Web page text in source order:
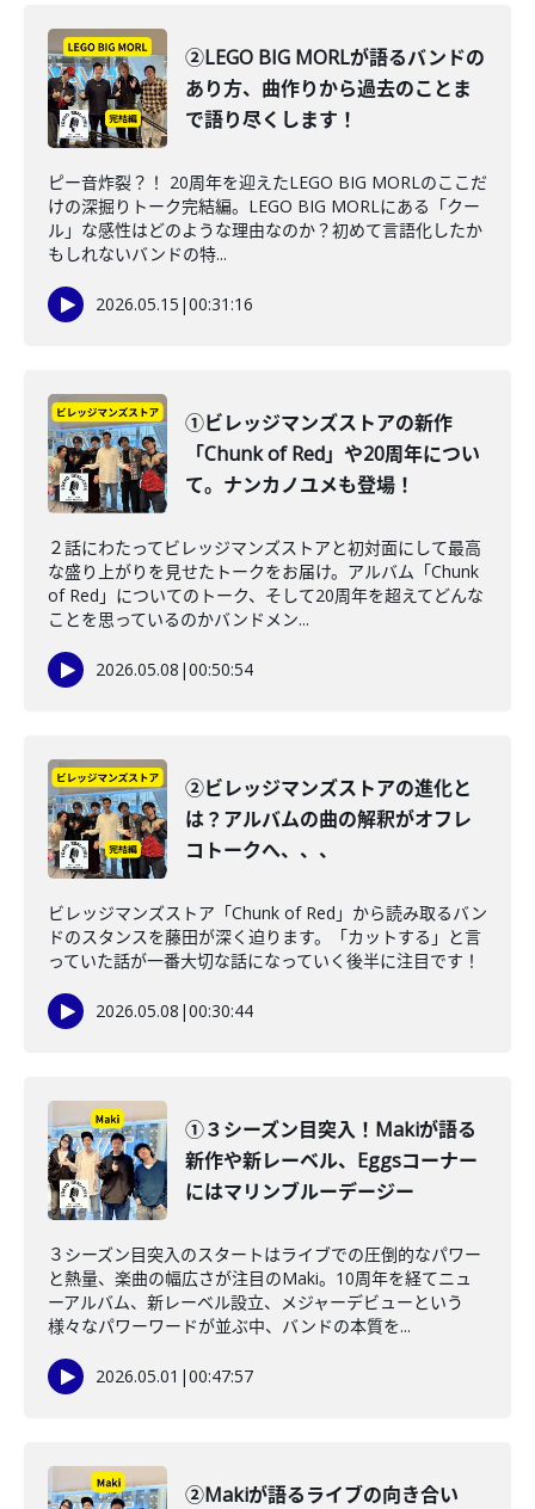
②LEGO BIG MORLが語るバンドの
あり方、曲作りから過去のことま
で語り尽くします！
ピー音炸裂？！ 20周年を迎えたLEGO BIG MORLのここだ
けの深掘りトーク完結編。LEGO BIG MORLにある「クー
ル」な感性はどのような理由なのか？初めて言語化したか
もしれないバンドの特...
2026.05.15 |00:31:16
①ビレッジマンズストアの新作
「Chunk of Red」や20周年につい
て。ナンカノユメも登場！
２話にわたってビレッジマンズストアと初対面にして最高
な盛り上がりを見せたトークをお届け。アルバム「Chunk
of Red」についてのトーク、そして20周年を超えてどんな
ことを思っているのかバンドメン...
2026.05.08 |00:50:54
②ビレッジマンズストアの進化と
は？アルバムの曲の解釈がオフレ
コトークへ、、、
ビレッジマンズストア「Chunk of Red」から読み取るバン
ドのスタンスを藤田が深く迫ります。「カットする」と言
っていた話が一番大切な話になっていく後半に注目です！
2026.05.08 |00:30:44
①３シーズン目突入！Makiが語る
新作や新レーベル、Eggsコーナー
にはマリンブルーデージー
３シーズン目突入のスタートはライブでの圧倒的なパワー
と熱量、楽曲の幅広さが注目のMaki。10周年を経てニュ
ーアルバム、新レーベル設立、メジャーデビューという
様々なパワーワードが並ぶ中、バンドの本質を...
2026.05.01 |00:47:57
②Makiが語るライブの向き合い